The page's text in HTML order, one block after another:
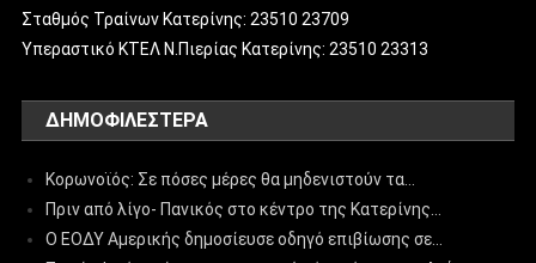
Σταθμός Τραίνων Κατερίνης: 23510 23709
Υπεραστικό ΚΤΕΛ Ν.Πιερίας Κατερίνης: 23510 23313
ΔΗΜΟΦΙΛΈΣΤΕΡΑ
Κορωνοϊός: Σε πόσες μέρες θα μηδενιστούν τα…
Πριν από λίγο- Πανικός στο κέντρο της Κατερίνης…
Ο ΕΟΔΥ Αμερικής δημοσίευσε οδηγό επιβίωσης σε…